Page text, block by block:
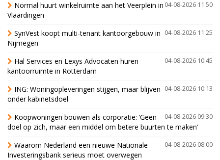
04-08-2026 11:50
Normal huurt winkelruimte aan het Veerplein in
Vlaardingen
04-08-2026 11:25
SynVest koopt multi-tenant kantoorgebouw in
Nijmegen
04-08-2026 10:45
Hal Services en Lexys Advocaten huren
kantoorruimte in Rotterdam
04-08-2026 10:13
ING: Woningopleveringen stijgen, maar blijven
onder kabinetsdoel
04-08-2026 09:30
Koopwoningen bouwen als corporatie: ‘Geen
doel op zich, maar een middel om betere buurten te maken’
04-08-2026 08:00
Waarom Nederland een nieuwe Nationale
Investeringsbank serieus moet overwegen